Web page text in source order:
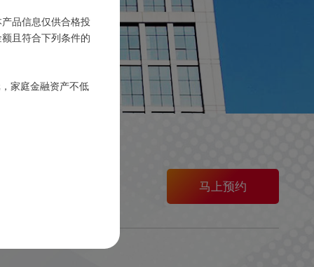
马上预约
品信息仅供合格投
且符合下列条件的
家庭金融资产不低